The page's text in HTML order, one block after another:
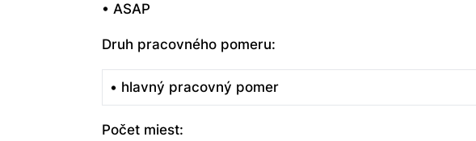
• ASAP
Druh pracovného pomeru:
• hlavný pracovný pomer
Počet miest: